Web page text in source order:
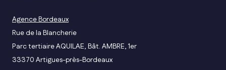
Agence Bordeaux
Rue de la Blancherie
Parc tertiaire AQUILAE, Bât. AMBRE, 1er
33370 Artigues-près-Bordeaux